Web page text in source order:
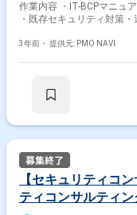
作業内容 ・IT-BCPマニュ
・既存セキュリティ対策
3年前・ 提供元: PMO NAVI
【セキュリティコ
ティコンサルティ